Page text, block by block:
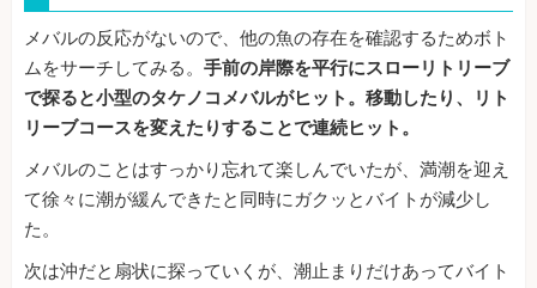
メバルの反応がないので、他の魚の存在を確認するためボト
ムをサーチしてみる。 手前の岸際を平行にスローリトリーブ
で探ると小型のタケノコメバルがヒット。移動したり、リト
リーブコースを変えたりすることで連続ヒット。
メバルのことはすっかり忘れて楽しんでいたが、満潮を迎え
て徐々に潮が緩んできたと同時にガクッとバイトが減少し
た。
次は沖だと扇状に探っていくが、潮止まりだけあってバイト